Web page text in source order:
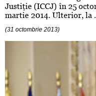
Justiţie (ICCJ) în 25
martie 2014. Ulterior, la
(31 octombrie 2013)